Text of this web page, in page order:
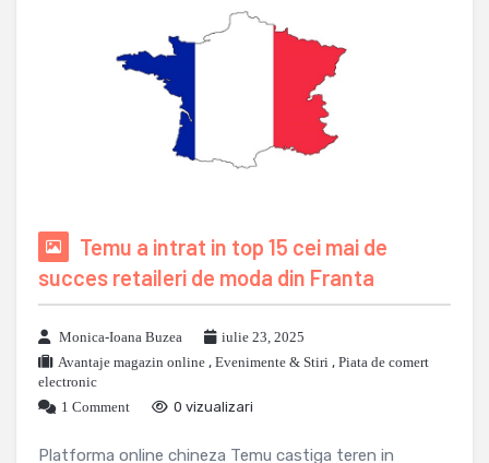
Temu a intrat in top 15 cei mai de
succes retaileri de moda din Franta
Monica-Ioana Buzea
iulie 23, 2025
Avantaje magazin online , Evenimente & Stiri , Piata de comert
electronic
1 Comment
0 vizualizari
Platforma online chineza Temu castiga teren in